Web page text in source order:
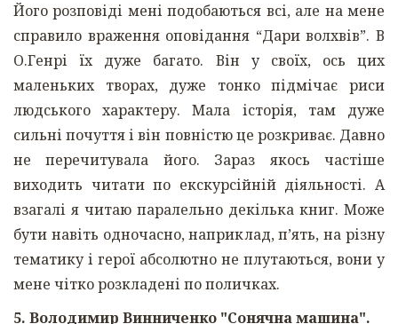
Його розповіді мені подобаються всі, але на мене
справило враження оповідання “Дари волхвів”. В
О.Генрі їх дуже багато. Він у своїх, ось цих
маленьких творах, дуже тонко підмічає риси
людського характеру. Мала історія, там дуже
сильні почуття і він повністю це розкриває. Давно
не перечитувала його. Зараз якось частіше
виходить читати по екскурсійній діяльності. А
взагалі я читаю паралельно декілька книг. Може
бути навіть одночасно, наприклад, п’ять, на різну
тематику і герої абсолютно не плутаються, вони у
мене чітко розкладені по поличках.
5. Володимир Винниченко "Сонячна машина".